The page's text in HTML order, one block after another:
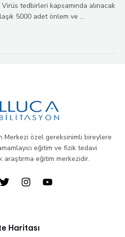
tedbirleri kapsamında alınacak
5000 adet önlem ve …
Merkezi özel gereksinimli bireylere
eğitim ve fizik tedavi
eğitim merkezidir.
Haritası